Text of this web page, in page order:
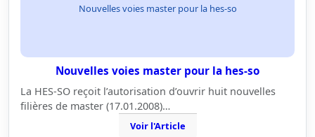
Nouvelles voies master pour la hes-so
Nouvelles voies master pour la hes-so
La HES-SO reçoit l’autorisation d’ouvrir huit nouvelles
filières de master (17.01.2008)…
Voir l'Article